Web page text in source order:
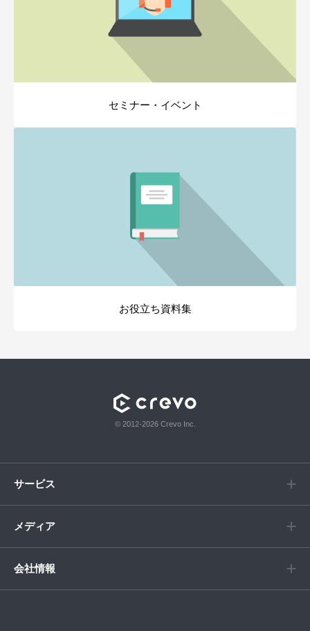
セミナー・イベント
お役立ち資料集
© 2012-2026 Crevo Inc.
サービス
メディア
会社情報